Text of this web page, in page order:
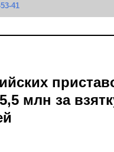
41
млн за